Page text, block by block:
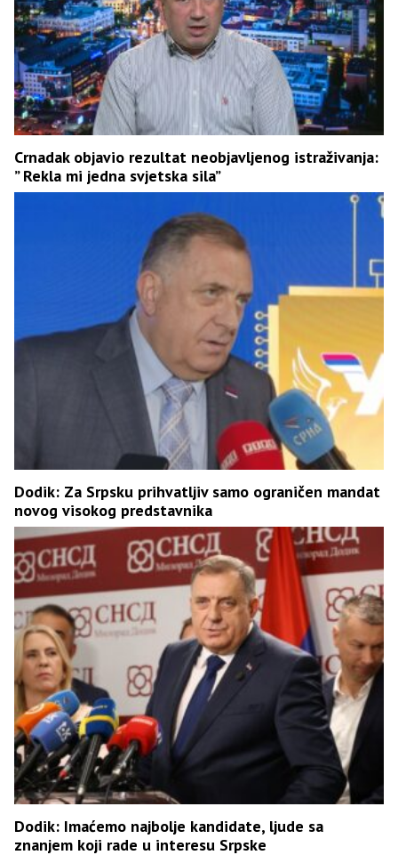
Crnadak objavio rezultat neobjavljenog istraživanja:
” Rekla mi jedna svjetska sila”
Dodik: Za Srpsku prihvatljiv samo ograničen mandat
novog visokog predstavnika
Dodik: Imaćemo najbolje kandidate, ljude sa
znanjem koji rade u interesu Srpske